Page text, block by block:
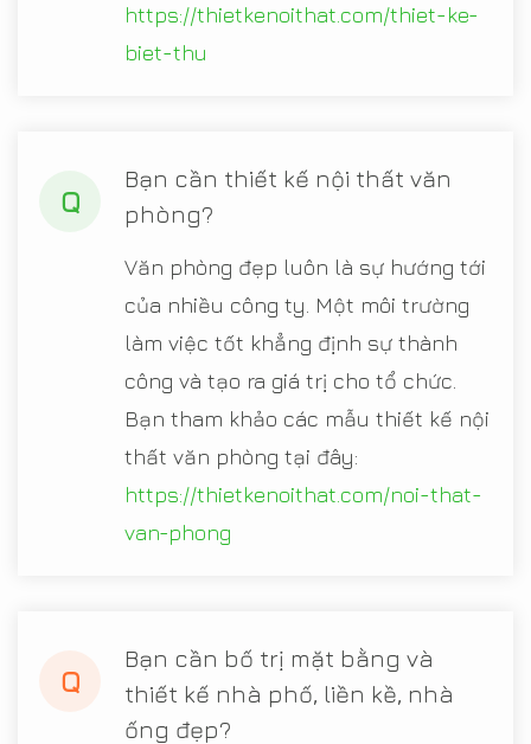
https://thietkenoithat.com/thiet-ke-
biet-thu
Q
Bạn cần thiết kế nội thất văn
phòng?
Văn phòng đẹp luôn là sự hướng tới
của nhiều công ty. Một môi trường
làm việc tốt khẳng định sự thành
công và tạo ra giá trị cho tổ chức.
Bạn tham khảo các mẫu thiết kế nội
thất văn phòng tại đây:
https://thietkenoithat.com/noi-that-
van-phong
Q
Bạn cần bố trị mặt bằng và
thiết kế nhà phố, liền kề, nhà
ống đẹp?